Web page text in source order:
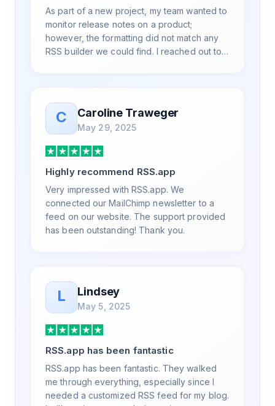
As part of a new project, my team wanted to
monitor release notes on a product;
however, the formatting did not match any
RSS builder we could find. I reached out to
was knowledgeable, kind, and clearly
wanted to understand the issue. It has been
a few weeks, but after many revisions and
direct support, all of my release notes are in
a way that my users understand and find
value in. Honestly, it has been an
exceptional experience, and I will be
pushing everyone I know to RSS.app for
their RSS needs.
C Caroline Traweger
May 29, 2025
Highly recommend RSS.app
Very impressed with RSS.app. We
connected our MailChimp newsletter to a
feed on our website. The support provided
has been outstanding! Thank you.
L Lindsey
May 5, 2025
RSS.app has been fantastic
RSS.app has been fantastic. They walked
me through everything, especially since I
needed a customized RSS feed for my blog.